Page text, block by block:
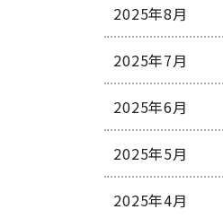
2025年8月
2025年7月
2025年6月
2025年5月
2025年4月